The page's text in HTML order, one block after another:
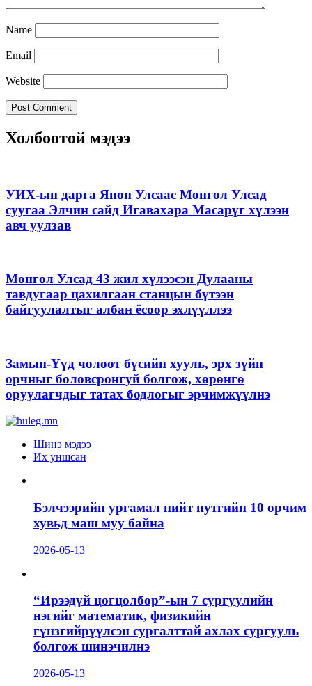
Name
Email
Website
Холбоотой мэдээ
УИХ-ын дарга Япон Улсаас Монгол Улсад
суугаа Элчин сайд Игавахара Масарүг хүлээн
авч уулзав
Монгол Улсад 43 жил хүлээсэн Дулааны
тавдугаар цахилгаан станцын бүтээн
байгуулалтыг албан ёсоор эхлүүллээ
Замын-Үүд чөлөөт бүсийн хууль, эрх зүйн
орчныг боловсронгуй болгож, хөрөнгө
оруулагчдыг татах бодлогыг эрчимжүүлнэ
Шинэ мэдээ
Их уншсан
Бэлчээрийн ургамал нийт нутгийн 10 орчим
хувьд маш муу байна
2026-05-13
“Ирээдүй цогцолбор”-ын 7 сургуулийн
нэгийг математик, физикийн
гүнзгийрүүлсэн сургалттай ахлах сургууль
болгож шинэчилнэ
2026-05-13